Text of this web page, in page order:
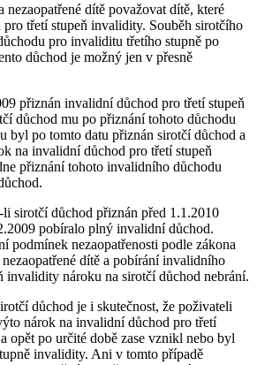
nezaopatřené dítě považovat dítě, které
třetí stupeň invalidity. Souběh sirotčího
pro invaliditu třetího stupně po
důchod je možný jen v přesně
přiznán invalidní důchod pro třetí stupeň
důchod mu po přiznání tohoto důchodu
byl po tomto datu přiznán sirotčí důchod a
na invalidní důchod pro třetí stupeň
přiznání tohoto invalidního důchodu
sirotčí důchod přiznán před 1.1.2010
pobíralo plný invalidní důchod.
podmínek nezaopatřenosti podle zákona
dítě a pobírání invalidního
invalidity nároku na sirotčí důchod nebrání.
důchod je i skutečnost, že poživateli
nárok na invalidní důchod pro třetí
opět po určité době zase vznikl nebo byl
invalidity. Ani v tomto případě